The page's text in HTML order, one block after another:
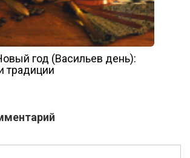
год (Васильев день):
традиции